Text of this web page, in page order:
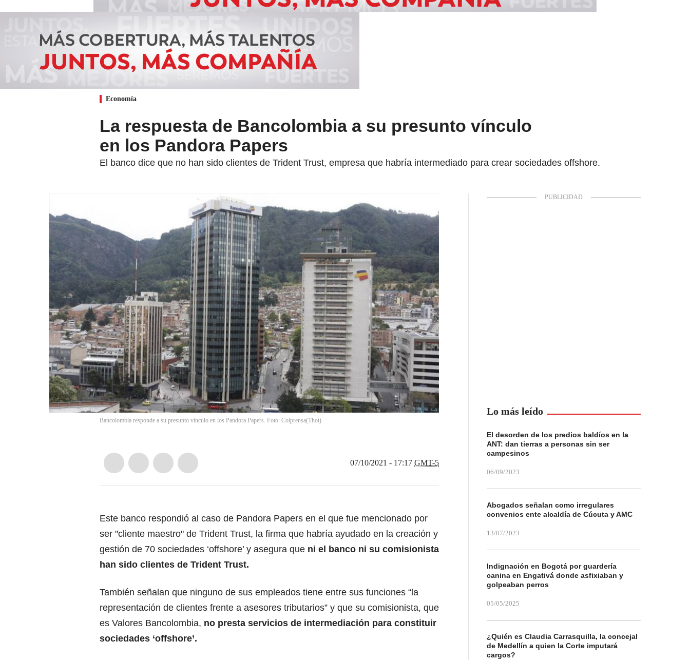
Economía
La respuesta de Bancolombia a su presunto vínculo
en los Pandora Papers
El banco dice que no han sido clientes de Trident Trust, empresa que habría intermediado para crear sociedades offshore.
Bancolombia responde a su presunto vínculo en los Pandora Papers. Foto: Colprensa(Thot)
07/10/2021 - 17:17 GMT-5
Este banco respondió al caso de Pandora Papers en el que fue mencionado por
ser "cliente maestro" de Trident Trust, la firma que habría ayudado en la creación y
gestión de 70 sociedades ‘offshore’ y asegura que ni el banco ni su comisionista
han sido clientes de Trident Trust.
También señalan que ninguno de sus empleados tiene entre sus funciones “la
representación de clientes frente a asesores tributarios” y que su comisionista, que
es Valores Bancolombia, no presta servicios de intermediación para constituir
sociedades ‘offshore’.
Lo más leído
El desorden de los predios baldíos en la
ANT: dan tierras a personas sin ser
campesinos
06/09/2023
Abogados señalan como irregulares
convenios ente alcaldía de Cúcuta y AMC
13/07/2023
Indignación en Bogotá por guardería
canina en Engativá donde asfixiaban y
golpeaban perros
05/05/2025
¿Quién es Claudia Carrasquilla, la concejal
de Medellín a quien la Corte imputará
cargos?